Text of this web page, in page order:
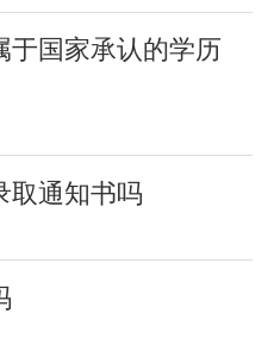
于国家承认的学历
取通知书吗